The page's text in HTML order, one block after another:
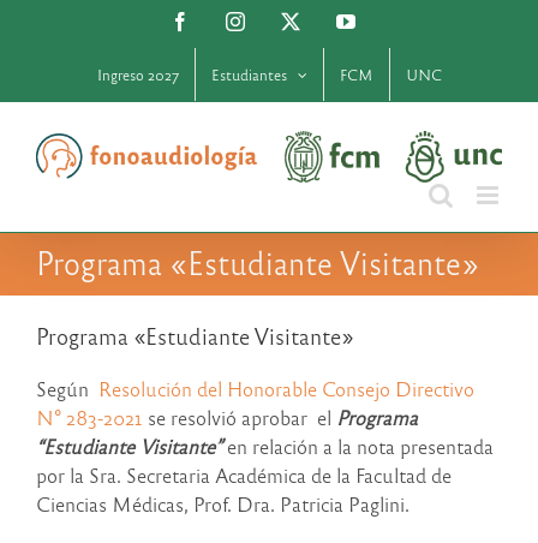
FacebookInstagram YouTube
Ingreso 2027 Estudiantes FCM UNC
Programa «Estudiante Visitante»
Programa «Estudiante Visitante»
Según Resolución del Honorable Consejo Directivo
N° 283-2021 se resolvió aprobar el Programa
“Estudiante Visitante”en relación a la nota presentada
por la Sra. Secretaria Académica de la Facultad de
Ciencias Médicas, Prof. Dra. Patricia Paglini.